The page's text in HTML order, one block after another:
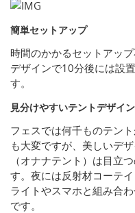
簡単セットアップ
時間のかかるセットアッ
デザインで10分後には設
す。
見分けやすいテントデザイン
フェスでは何千ものテン
も大変ですが、美しいデ
（オナナテント）は目立
す。夜には反射材コーテ
ライトやスマホと組み合
です。